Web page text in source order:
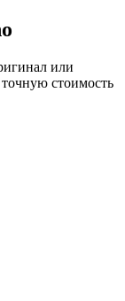
или
стоимость